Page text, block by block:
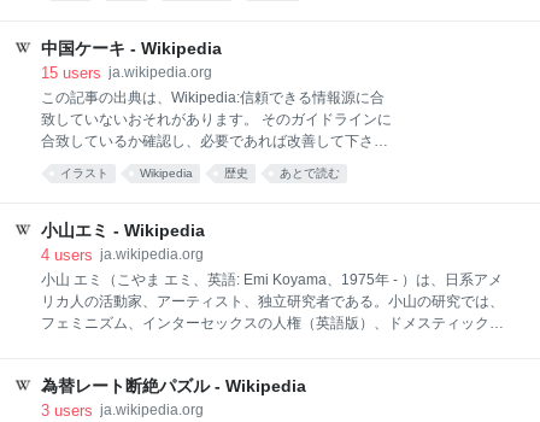
く、行動傾向を指した蔑称として用いられる[4]。類義
語として「アドレナリン中毒のガキ」の略称であるア
ドガキという語も存在する[2][5]。 ドパガキの要因とさ
れるドーパミンの構造式。 2024年末頃から主にZ世代
や‪α‬世代などの若年層を中心に用いられ始めた[1][2]。
からの刺激を求めてしまうが故に、集中力の続かない
ある恩蔵絢子は、「SNSが普及してから現代の子供は
他者と比べる生活を自然に強い
中国ケーキ - Wikipedia
15 users ja.wikipedia.org
この記事の出典は、Wikipedia:信頼できる情報源に合
致していないおそれがあります。 そのガイドラインに
合致しているか確認し、必要であれば改善して下さ
い。（2025年11月） 日清戦争が終結してから世界各
国がこぞって中国を奪い合う様子の風刺画である[1]。
に、世界の列強が中国を分割する様子が描かれてお
り、分割しているのは、イギリス、ドイツ、ロシア、
フランス、日本。その背後で中国はなす術も無く手を
あげている[2]。教育出版によると日本は明治天皇で、
中国は光緒帝とのこと[3]。最も積極的に切り取ろうと
で勝ったことにより最も有利なはずであり、日本刀を
持参しているのに日本刀を持たせられていなかった。
イラスト Wikipedia 歴史 あとで読む
小山エミ - Wikipedia
4 users ja.wikipedia.org
小山 エミ（こやま エミ、英語: Emi Koyama、1975年 - ）は、日系アメ
リカ人の活動家、アーティスト、独立研究者である。小山の研究では、
フェミニズム、インターセックスの人権（英語版）、ドメスティック・
スト（The Transfeminist Manifesto）」で、トランスジェンダー研究
（英語版）に関する多数のアンソロジーやジャーナルで繰り返し再出版
為替レート断絶パズル - Wikipedia
3 users ja.wikipedia.org